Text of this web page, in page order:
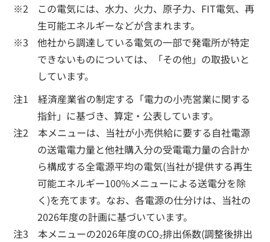
この電気には、水力、火力、原子力、FIT電気、再
生可能エネルギーなどが含まれます。
他社から調達している電気の一部で発電所が特定
できないものについては、「その他」の取扱いと
しています。
注1 経済産業省の制定する「電力の小売営業に関する
指針」に基づき、算定・公表しています。
注2 本メニューは、当社が小売供給に要する自社電源
の送電電力量と他社購入分の受電電力量の合計か
ら構成する全電源平均の電気(当社が提供する再生
可能エネルギー100%メニューによる送電分を除
く)を充てます。なお、各電源の仕分けは、当社の
2026年度の計画に基づいています。
注3 本メニューの2026年度のCO₂排出係数(調整後排出